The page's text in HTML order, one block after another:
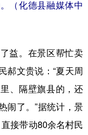
（化德县融媒体中
益。在景区帮忙卖
郝文贵说：“夏天周
、隔壁旗县的，还
闹了。”据统计，景
接带动80余名村民